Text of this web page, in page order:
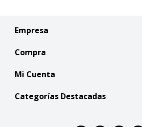
Empresa
Compra
Mi Cuenta
Categorías Destacadas